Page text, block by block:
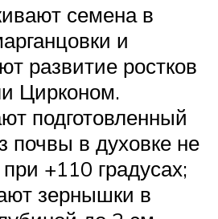
семена в
и
развитие ростков
Цирконом.
подготовленный
почвы в духовке не
+110 градусах;
зернышки в